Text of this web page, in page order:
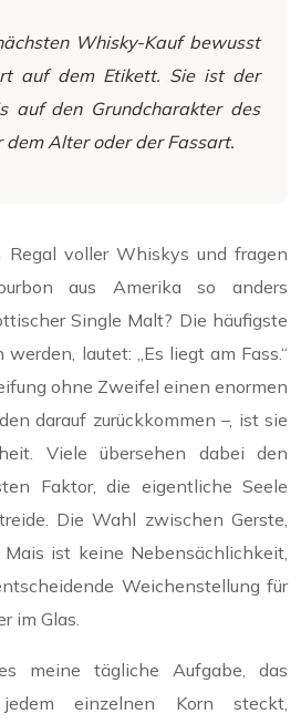
Whisky-Kauf bewusst
auf dem Etikett. Sie ist der
auf den Grundcharakter des
dem Alter oder der Fassart.
voller Whiskys und fragen
aus Amerika so anders
Single Malt? Die häufigste
lautet: „Es liegt am Fass.“
ohne Zweifel einen enormen
darauf zurückkommen –, ist sie
Viele übersehen dabei den
Faktor, die eigentliche Seele
Die Wahl zwischen Gerste,
ist keine Nebensächlichkeit,
Weichenstellung für
im Glas.
meine tägliche Aufgabe, das
einzelnen Korn steckt,